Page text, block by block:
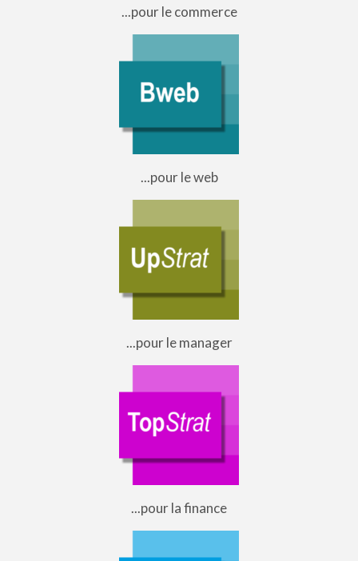
...pour le commerce
...pour le web
...pour le manager
...pour la finance